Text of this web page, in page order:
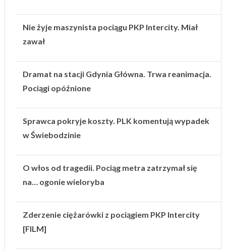
Nie żyje maszynista pociągu PKP Intercity. Miał
zawał
Dramat na stacji Gdynia Główna. Trwa reanimacja.
Pociągi opóźnione
Sprawca pokryje koszty. PLK komentują wypadek
w Świebodzinie
O włos od tragedii. Pociąg metra zatrzymał się
na… ogonie wieloryba
Zderzenie ciężarówki z pociągiem PKP Intercity
[FILM]